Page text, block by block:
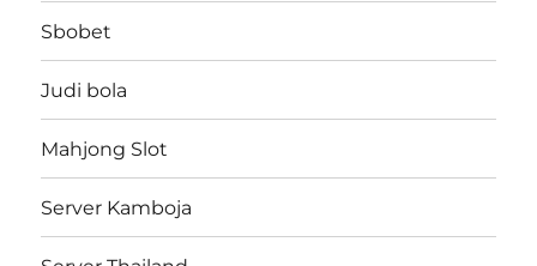
Sbobet
Judi bola
Mahjong Slot
Server Kamboja